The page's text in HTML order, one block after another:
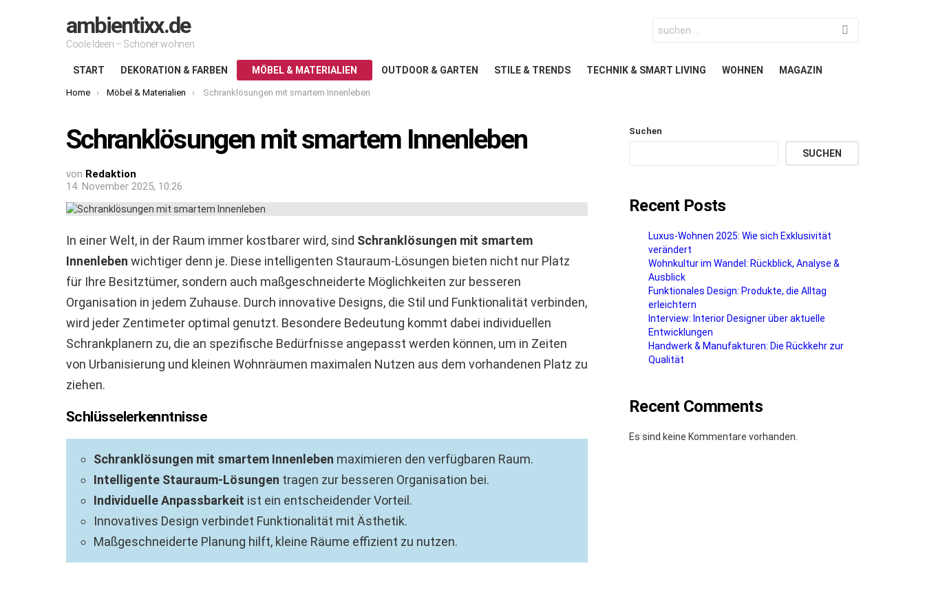
ambientixx.de
Coole Ideen – Schöner wohnen
for:
START DEKORATION & FARBEN MÖBEL & MATERIALIEN OUTDOOR & GARTEN STILE & TRENDS TECHNIK & SMART LIVING WOHNEN MAGAZIN
You are here:
Home Möbel & Materialien Schranklösungen mit smartem Innenleben
Schranklösungen mit smartem Innenleben
von Redaktion
14. November 2025, 10:26
In einer Welt, in der Raum immer kostbarer wird, sind Schranklösungen mit smartem
Innenleben wichtiger denn je. Diese intelligenten Stauraum-Lösungen bieten nicht nur Platz
für Ihre Besitztümer, sondern auch maßgeschneiderte Möglichkeiten zur besseren
Organisation in jedem Zuhause. Durch innovative Designs, die Stil und Funktionalität verbinden,
wird jeder Zentimeter optimal genutzt. Besondere Bedeutung kommt dabei individuellen
Schrankplanern zu, die an spezifische Bedürfnisse angepasst werden können, um in Zeiten
von Urbanisierung und kleinen Wohnräumen maximalen Nutzen aus dem vorhandenen Platz zu
ziehen.
Schlüsselerkenntnisse
Schranklösungen mit smartem Innenleben maximieren den verfügbaren Raum.
Intelligente Stauraum-Lösungen tragen zur besseren Organisation bei.
Individuelle Anpassbarkeit ist ein entscheidender Vorteil.
Innovatives Design verbindet Funktionalität mit Ästhetik.
Maßgeschneiderte Planung hilft, kleine Räume effizient zu nutzen.
Suchen
SUCHEN
Recent Posts
Luxus-Wohnen 2025: Wie sich Exklusivität
verändert
Wohnkultur im Wandel: Rückblick, Analyse &
Ausblick
Funktionales Design: Produkte, die Alltag
erleichtern
Interview: Interior Designer über aktuelle
Entwicklungen
Handwerk & Manufakturen: Die Rückkehr zur
Qualität
Recent Comments
Es sind keine Kommentare vorhanden.